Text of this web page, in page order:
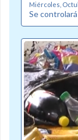
Miércoles,
Se